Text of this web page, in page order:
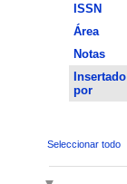
ISSN
Área
Notas
Insertado
por
Seleccionar todo